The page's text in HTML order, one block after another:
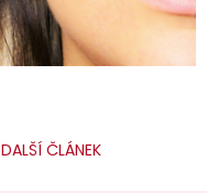
DALŠÍ ČLÁNEK